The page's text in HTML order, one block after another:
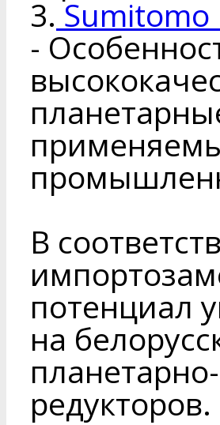
3. Sumitomo
-
В
потенциал
на
редукторов.